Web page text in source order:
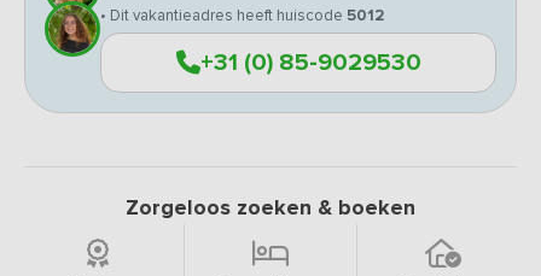
• Dit vakantieadres heeft huiscode 5012
+31 (0) 85-9029530
Zorgeloos zoeken & boeken